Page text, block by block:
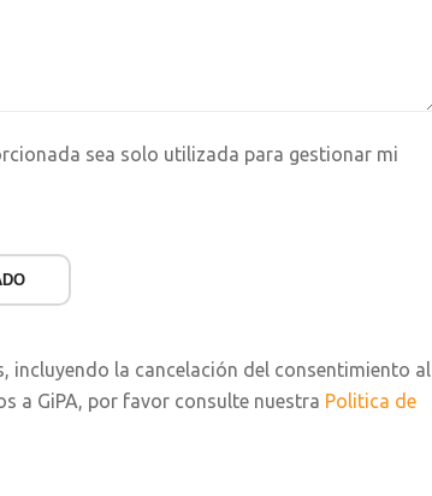
sea solo utilizada para gestionar mi
incluyendo la cancelación del consentimiento al
a GiPA, por favor consulte nuestra Politica de